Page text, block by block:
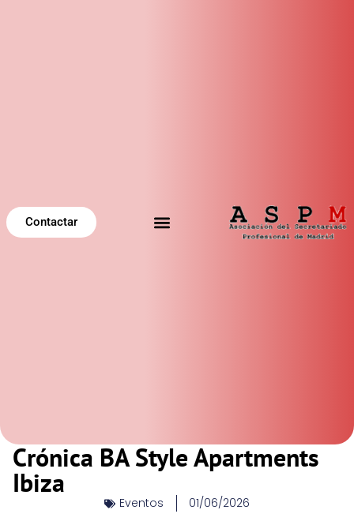
Contactar
Crónica BA Style Apartments
Ibiza
Eventos 01/06/2026